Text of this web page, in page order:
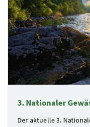
3. Nationaler
Der aktuelle 3.